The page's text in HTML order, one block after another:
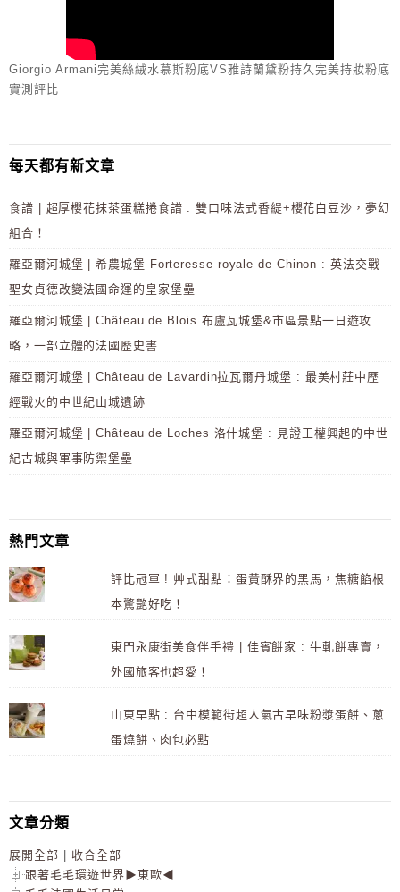
Giorgio Armani完美絲絨水慕斯粉底VS雅詩蘭黛粉持久完美持妝粉底
實測評比
每天都有新文章
食譜 | 超厚櫻花抹茶蛋糕捲食譜 : 雙口味法式香緹+櫻花白豆沙，夢幻
組合！
羅亞爾河城堡 | 希農城堡 Forteresse royale de Chinon : 英法交戰
聖女貞德改變法國命運的皇家堡壘
羅亞爾河城堡 | Château de Blois 布盧瓦城堡&市區景點一日遊攻
略，一部立體的法國歷史書
羅亞爾河城堡 | Château de Lavardin拉瓦爾丹城堡 : 最美村莊中歷
經戰火的中世紀山城遺跡
羅亞爾河城堡 | Château de Loches 洛什城堡 : 見證王權興起的中世
紀古城與軍事防禦堡壘
熱門文章
評比冠軍 ! 艸式甜點：蛋黃酥界的黑馬，焦糖餡根
本驚艷好吃！
東門永康街美食伴手禮 | 佳賓餅家 : 牛軋餅專賣，
外國旅客也超愛！
山東早點 : 台中模範街超人氣古早味粉漿蛋餅、蔥
蛋燒餅、肉包必點
文章分類
展開全部 | 收合全部
跟著毛毛環遊世界▶東歐◀